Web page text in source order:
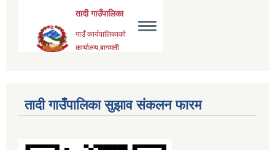
तादी गाउँपालिका सुझाव संकलन फारम